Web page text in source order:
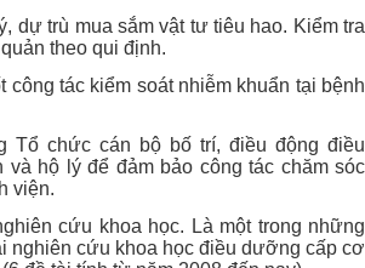
dự trù mua sắm vật tư tiêu hao. Kiểm tra
theo qui định.
công tác kiểm soát nhiễm khuẩn tại bệnh
Tổ chức cán bộ bố trí, điều động điều
và hộ lý để đảm bảo công tác chăm sóc
viện.
cứu khoa học. Là một trong những
nghiên cứu khoa học điều dưỡng cấp cơ